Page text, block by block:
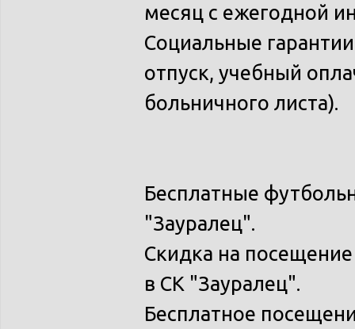
месяц с ежегодной
Социальные
отпуск, учебный
больничного листа).
Бесплатные
"Зауралец".
Скидка на
в СК "Зауралец".
Бесплатное